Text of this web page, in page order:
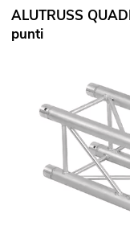
ALUTRUSS
punti